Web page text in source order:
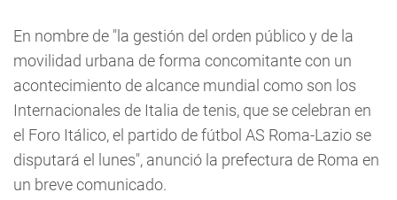
En nombre de "la gestión del orden público y de la
movilidad urbana de forma concomitante con un
acontecimiento de alcance mundial como son los
Internacionales de Italia de tenis, que se celebran en
el Foro Itálico, el partido de fútbol AS Roma-Lazio se
disputará el lunes", anunció la prefectura de Roma en
un breve comunicado.